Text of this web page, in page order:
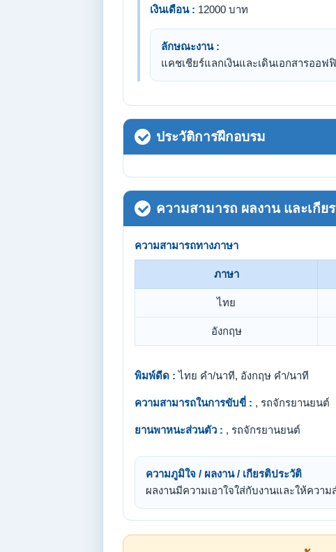
เงินเดือน : 12000 บาท
ลักษณะงาน :
แคชเชียร์แลกเงินและเดินเอกสารออฟ
ประวัติการฝึกอบรม
ความสามารถ ผลงาน และเกีย
ความสามารถทางภาษา
ภาษา
ไทย
อังกฤษ
พิมพ์ดีด : ไทย คำ/นาที, อังกฤษ คำ/นาที
ความสามารถในการขับขี่ : , รถจักรยานยนต์
ยานพาหนะส่วนตัว : , รถจักรยานยนต์
ความภูมิใจ / ผลงาน / เกียรติประวัติ
ผลงานมีความเอาใจใส่กับงานและให้ควา